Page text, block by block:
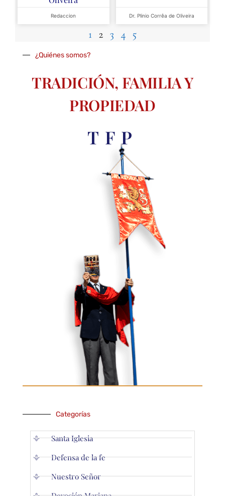
Redaccion Dr. Plinio Corrêa de Oliveira
1 2 3 4 5
¿Quiénes somos?
TRADICIÓN, FAMILIA Y
PROPIEDAD
TFP
Categorías
Santa Iglesia
Defensa de la fe
Nuestro Señor